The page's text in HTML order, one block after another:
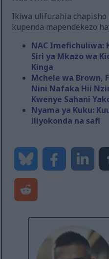
Ikiwa ulifurahia chapisho
kupenda mapendekezo
NAC Imefichuliwa:
Siri ya Mkazo wa
Kinga
Mchele wa Brown,
Nini Nafaka Hii
Kwenye Sahani
Nyama ya Kuku:
iliyokonda na safi